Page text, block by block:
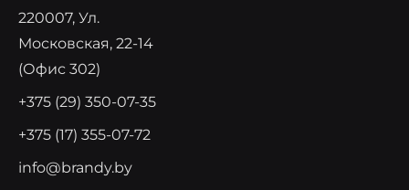
220007, Ул.
Московская, 22-14
(офис 302)
+375 (29) 350-07-35
+375 (17) 355-07-72
info@brandy.by